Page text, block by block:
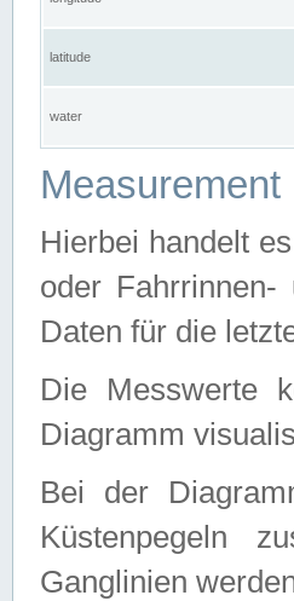
latitude
water
Measurement
Hierbei handelt
oder Fahrrinnen-
Daten für die
Die Messwerte
Diagramm
Bei der
Küstenpegeln
Ganglinien